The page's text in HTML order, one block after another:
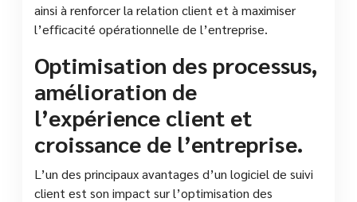
ainsi à renforcer la relation client et à maximiser
l’efficacité opérationnelle de l’entreprise.
Optimisation des processus,
amélioration de
l’expérience client et
croissance de l’entreprise.
L’un des principaux avantages d’un logiciel de suivi
client est son impact sur l’optimisation des